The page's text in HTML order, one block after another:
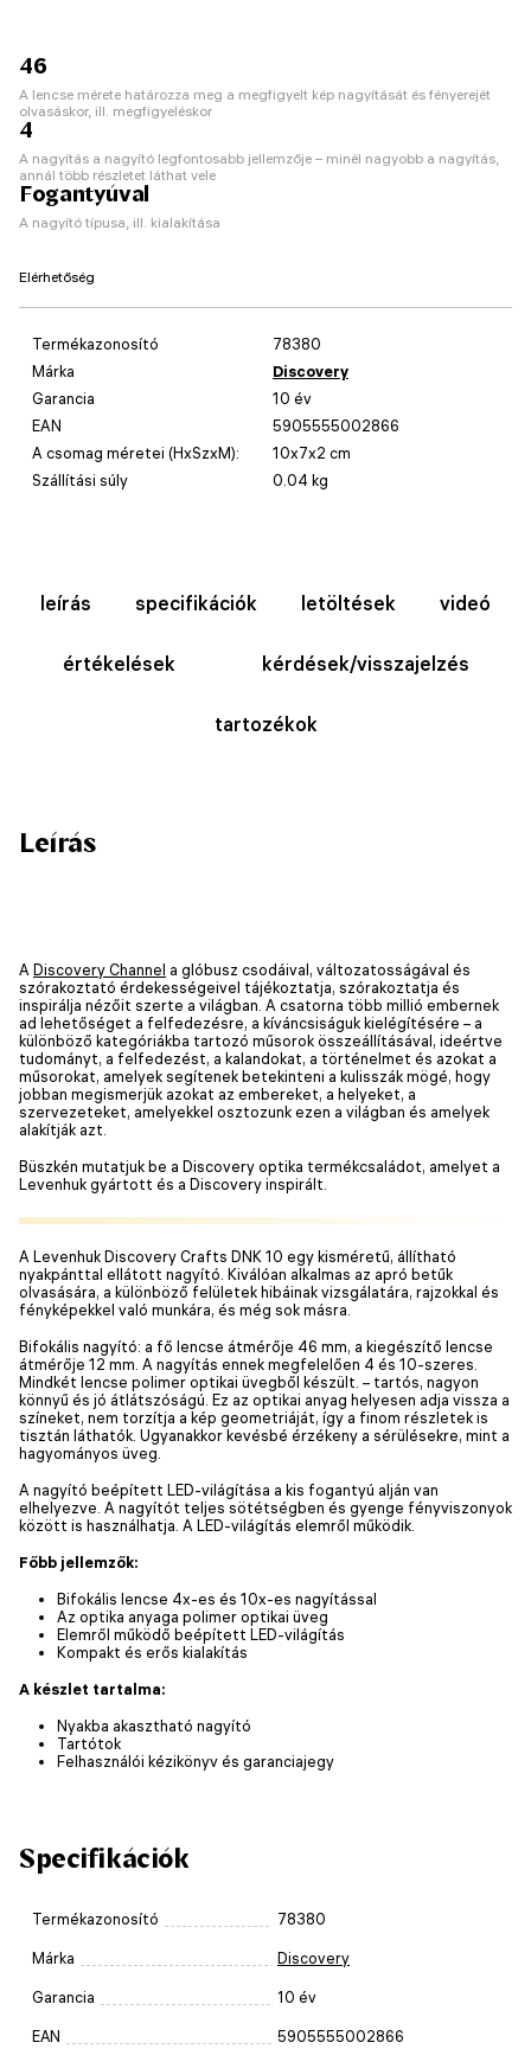
46
A lencse mérete határozza meg a megfigyelt kép nagyítását és fényerejét
olvasáskor, ill. megfigyeléskor
4
A nagyítás a nagyító legfontosabb jellemzője – minél nagyobb a nagyítás,
annál több részletet láthat vele
Fogantyúval
A nagyító típusa, ill. kialakítása
Elérhetőség
Termékazonosító
78380
Márka
Discovery
Garancia
10 év
EAN
5905555002866
A csomag méretei (HxSzxM):
10x7x2 cm
Szállítási súly
0.04 kg
leírás specifikációk letöltések videó
értékelések kérdések/visszajelzés
tartozékok
Leírás
A Discovery Channel a glóbusz csodáival, változatosságával és
szórakoztató érdekességeivel tájékoztatja, szórakoztatja és
inspirálja nézőit szerte a világban. A csatorna több millió embernek
ad lehetőséget a felfedezésre, a kíváncsiságuk kielégítésére – a
különböző kategóriákba tartozó műsorok összeállításával, ideértve
tudományt, a felfedezést, a kalandokat, a történelmet és azokat a
műsorokat, amelyek segítenek betekinteni a kulisszák mögé, hogy
jobban megismerjük azokat az embereket, a helyeket, a
szervezeteket, amelyekkel osztozunk ezen a világban és amelyek
alakítják azt.
Büszkén mutatjuk be a Discovery optika termékcsaládot, amelyet a
Levenhuk gyártott és a Discovery inspirált.
A Levenhuk Discovery Crafts DNK 10 egy kisméretű, állítható
nyakpánttal ellátott nagyító. Kiválóan alkalmas az apró betűk
olvasására, a különböző felületek hibáinak vizsgálatára, rajzokkal és
fényképekkel való munkára, és még sok másra.
Bifokális nagyító: a fő lencse átmérője 46 mm, a kiegészítő lencse
átmérője 12 mm. A nagyítás ennek megfelelően 4 és 10-szeres.
Mindkét lencse polimer optikai üvegből készült. – tartós, nagyon
könnyű és jó átlátszóságú. Ez az optikai anyag helyesen adja vissza a
színeket, nem torzítja a kép geometriáját, így a finom részletek is
tisztán láthatók. Ugyanakkor kevésbé érzékeny a sérülésekre, mint a
hagyományos üveg.
A nagyító beépített LED-világítása a kis fogantyú alján van
elhelyezve. A nagyítót teljes sötétségben és gyenge fényviszonyok
között is használhatja. A LED-világítás elemről működik.
Főbb jellemzők:
Bifokális lencse 4x-es és 10x-es nagyítással
Az optika anyaga polimer optikai üveg
Elemről működő beépített LED-világítás
Kompakt és erős kialakítás
A készlet tartalma:
Nyakba akasztható nagyító
Tartótok
Felhasználói kézikönyv és garanciajegy
Specifikációk
Termékazonosító 78380
Márka Discovery
Garancia 10 év
EAN 5905555002866